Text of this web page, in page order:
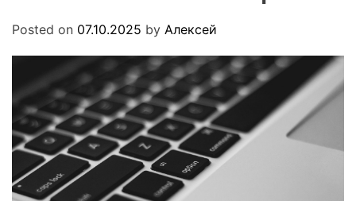
Posted on 07.10.2025 by Алексей